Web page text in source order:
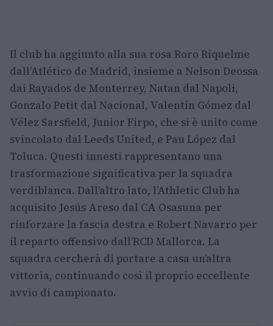
Il club ha aggiunto alla sua rosa Roro Riquelme
dall’Atlético de Madrid, insieme a Nelson Deossa
dai Rayados de Monterrey, Natan dal Napoli,
Gonzalo Petit dal Nacional, Valentín Gómez dal
Vélez Sarsfield, Junior Firpo, che si è unito come
svincolato dal Leeds United, e Pau López dal
Toluca. Questi innesti rappresentano una
trasformazione significativa per la squadra
verdiblanca. Dall’altro lato, l’Athletic Club ha
acquisito Jesús Areso dal CA Osasuna per
rinforzare la fascia destra e Robert Navarro per
il reparto offensivo dall’RCD Mallorca. La
squadra cercherà di portare a casa un’altra
vittoria, continuando così il proprio eccellente
avvio di campionato.